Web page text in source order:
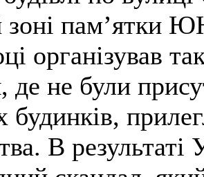
зоні пам’ятки
організував
де не були
будинків,
В результаті